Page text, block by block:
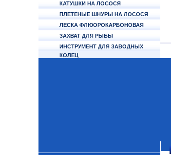
КАТУШКИ НА ЛОСОСЯ
ПЛЕТЕНЫЕ ШНУРЫ НА ЛОСОСЯ
ЛЕСКА ФЛЮОРОКАРБОНОВАЯ
ЗАХВАТ ДЛЯ РЫБЫ
ИНСТРУМЕНТ ДЛЯ ЗАВОДНЫХ
КОЛЕЦ